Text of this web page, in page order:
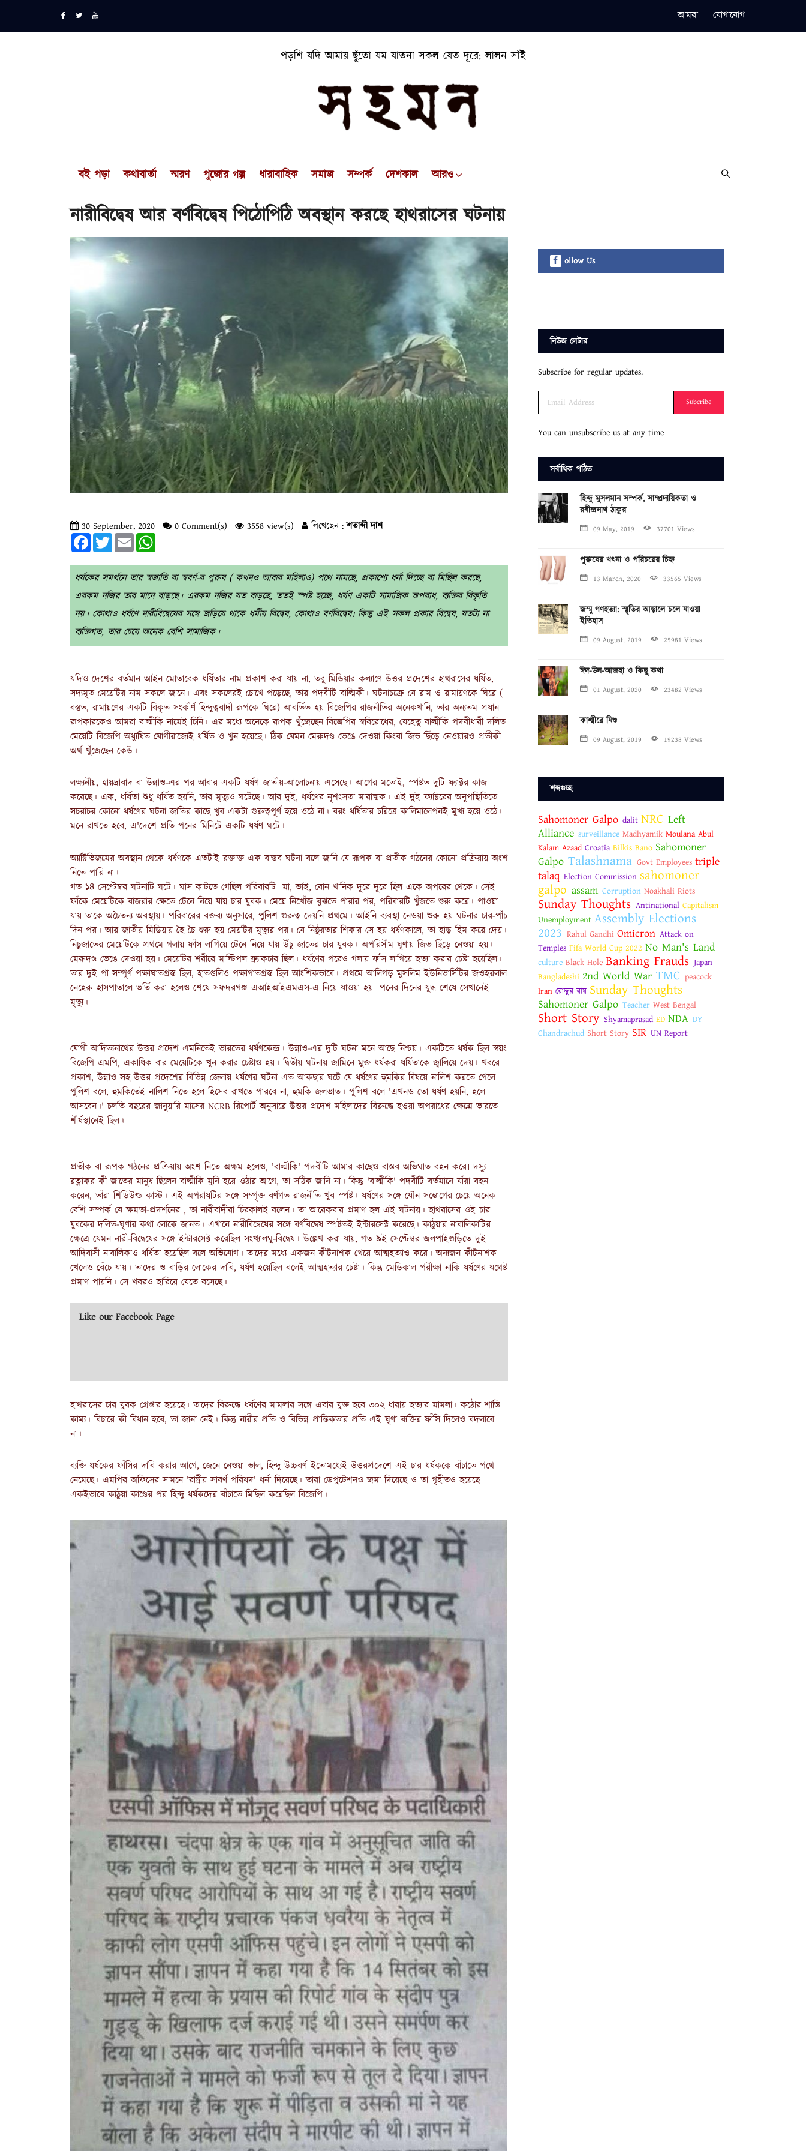
আমরা যোগাযোগ
পড়শি যদি আমায় ছুঁতো যম যাতনা সকল যেত দূরে: লালন সাঁই
বই পড়া কথাবার্তা স্মরণ পুজোর গল্প ধারাবাহিক সমাজ সম্পর্ক দেশকাল আরও
নারীবিদ্বেষ আর বর্ণবিদ্বেষ পিঠোপিঠি অবস্থান করছে হাথরাসের ঘটনায়
30 September, 2020 0 Comment(s) 3558 view(s) লিখেছেন :শতাব্দী দাশ
FacebookTwitterEmail
ধর্ষকের সমর্থনে তার স্বজাতি বা স্ববর্ণ-র পুরুষ ( কখনও আবার মহিলাও) পথে নামছে, প্রকাশ্যে ধর্না দিচ্ছে বা মিছিল করছে,
এরকম নজির তার মানে বাড়ছে। এরকম নজির যত বাড়ছে, ততই স্পষ্ট হচ্ছে, ধর্ষণ একটি সামাজিক অপরাধ, ব্যক্তির বিকৃতি
নয়। কোথাও ধর্ষণে নারীবিদ্বেষের সঙ্গে জড়িয়ে থাকে ধর্মীয় বিদ্বেষ, কোথাও বর্ণবিদ্বেষ৷ কিন্তু এই সকল প্রকার বিদ্বেষ, যতটা না
ব্যক্তিগত, তার চেয়ে অনেক বেশি সামাজিক।
যদিও দেশের বর্তমান আইন মোতাবেক ধর্ষিতার নাম প্রকাশ করা যায় না, তবু মিডিয়ার কল্যাণে উত্তর প্রদেশের হাথরাসের ধর্ষিত,
সদ্যমৃত মেয়েটির নাম সকলে জানে। এবং সকলেরই চোখে পড়েছে, তার পদবীটি বাল্মিকী। ঘটনাচক্রে যে রাম ও রামায়ণকে ঘিরে (
বস্তুত, রামায়ণের একটি বিকৃত সংকীর্ণ হিন্দুত্ববাদী রূপকে ঘিরে) আবর্তিত হয় বিজেপির রাজনীতির অনেকখানি, তার অন্যতম প্রধান
রূপকারকেও আমরা বাল্মীকি নামেই চিনি। এর মধ্যে অনেকে রূপক খুঁজেছেন বিজেপির স্ববিরোধের, যেহেতু বাল্মীকি পদবীধারী দলিত
মেয়েটি বিজেপি অধ্যুষিত যোগীরাজ্যেই ধর্ষিত ও খুন হয়েছে। ঠিক যেমন মেরুদণ্ড ভেঙে দেওয়া কিংবা জিভ ছিঁড়ে নেওয়ারও প্রতীকী
অর্থ খুঁজেছেন কেউ।
লক্ষ্যনীয়, হায়দ্রাবাদ বা উন্নাও-এর পর আবার একটি ধর্ষণ জাতীয়-আলোচনায় এসেছে। আগের মতোই, স্পষ্টত দুটি ফ্যাক্টর কাজ
করেছে। এক, ধর্ষিতা শুধু ধর্ষিত হয়নি, তার মৃত্যুও ঘটেছে। আর দুই, ধর্ষণের নৃশংসতা মারাত্মক। এই দুই ফ্যাক্টরের অনুপস্থিতিতে
সচরাচর কোনো ধর্ষণের ঘটনা জাতির কাছে খুব একটা গুরুত্বপূর্ণ হয়ে ওঠে না। বরং ধর্ষিতার চরিত্রে কালিমালেপনই মুখ্য হয়ে ওঠে।
মনে রাখতে হবে, এ'দেশে প্রতি পনের মিনিটে একটি ধর্ষণ ঘটে।
অ্যাক্টিভিজমের অবস্থান থেকে ধর্ষণকে এতটাই রক্তাক্ত এক বাস্তব ঘটনা বলে জানি যে রূপক বা প্রতীক গঠনের কোনো প্রক্রিয়ায় অংশ
নিতে পারি না।
গত ১৪ সেপ্টেম্বর ঘটনাটি ঘটে। ঘাস কাটতে গেছিল পরিবারটি৷ মা, ভাই, বোন খানিক দূরে দূরে ছিল একে অপরের থেকে। সেই
ফাঁকে মেয়েটিকে বাজরার ক্ষেতে টেনে নিয়ে যায় চার যুবক। মেয়ে নিখোঁজ বুঝতে পারার পর, পরিবারটি খুঁজতে শুরু করে। পাওয়া
যায় তাকে অচৈতন্য অবস্থায়। পরিবারের বক্তব্য অনুসারে, পুলিশ গুরুত্ব দেয়নি প্রথমে। আইনি ব্যবস্থা নেওয়া শুরু হয় ঘটনার চার-পাঁচ
দিন পর। আর জাতীয় মিডিয়ায় হৈ চৈ শুরু হয় মেয়টির মৃত্যুর পর। যে নিষ্ঠুরতার শিকার সে হয় ধর্ষণকালে, তা হাড় হিম করে দেয়।
নিচুজাতের মেয়েটিকে প্রথমে গলায় ফাঁস লাগিয়ে টেনে নিয়ে যায় উঁচু জাতের চার যুবক। অপরিসীম ঘৃণায় জিভ ছিঁড়ে নেওয়া হয়।
মেরুদণ্ড ভেঙে দেওয়া হয়। মেয়েটির শরীরে মাল্টিপল ফ্র‍্যাকচার ছিল। ধর্ষণের পরেও গলায় ফাঁস লাগিয়ে হত্যা করার চেষ্টা হয়েছিল।
তার দুই পা সম্পূর্ণ পক্ষাঘাতগ্রস্ত ছিল, হাতগুলিও পক্ষাগাতগ্রস্ত ছিল আংশিকভাবে। প্রথমে আলিগড় মুসলিম ইউনিভার্সিটির জওহরলাল
নেহেরু হাসপাতালে ভর্তি করা হলেও শেষে সফদরগঞ্জ এআইআইএমএস-এ নিয়ে যাওয়া হয়৷ পনের দিনের যুদ্ধ শেষে সেখানেই
মৃত্যু।
যোগী আদিত্যনাথের উত্তর প্রদেশ এমনিতেই ভারতের ধর্ষণকেন্দ্র। উন্নাও-এর দুটি ঘটনা মনে আছে নিশ্চয়। একটিতে ধর্ষক ছিল স্বয়ং
বিজেপি এমপি, একাধিক বার মেয়েটিকে খুন করার চেষ্টাও হয়। দ্বিতীয় ঘটনায় জামিনে মুক্ত ধর্ষকরা ধর্ষিতাকে জ্বালিয়ে দেয়। খবরে
প্রকাশ, উন্নাও সহ উত্তর প্রদেশের বিভিন্ন জেলায় ধর্ষণের ঘটনা এত আকছার ঘটে যে ধর্ষণের হুমকির বিষয়ে নালিশ করতে গেলে
পুলিশ বলে, হুমকিতেই নালিশ নিতে হলে হিসেব রাখতে পারবে না, হুমকি জলভাত। পুলিশ বলে 'এখনও তো ধর্ষণ হয়নি, হলে
আসবেন।' চলতি বছরের জানুয়ারি মাসের NCRB রিপোর্ট অনুসারে উত্তর প্রদেশ মহিলাদের বিরুদ্ধে হওয়া অপরাধের ক্ষেত্রে ভারতে
শীর্ষস্থানেই ছিল।
প্রতীক বা রূপক গঠনের প্রক্রিয়ায় অংশ নিতে অক্ষম হলেও, 'বাল্মীকি' পদবীটি আমার কাছেও বাস্তব অভিঘাত বহন করে৷ দস্যু
রত্নাকর কী জাতের মানুষ ছিলেন বাল্মীকি মুনি হয়ে ওঠার আগে, তা সঠিক জানি না। কিন্তু 'বাল্মীকি' পদবীটি বর্তমানে যাঁরা বহন
করেন, তাঁরা শিডিউল্ড কাস্ট। এই অপরাধটির সঙ্গে সম্পৃক্ত বর্ণগত রাজনীতি খুব স্পষ্ট। ধর্ষণের সঙ্গে যৌন সম্ভোগের চেয়ে অনেক
বেশি সম্পর্ক যে ক্ষমতা-প্রদর্শনের , তা নারীবাদীরা চিরকালই বলেন। তা আরেকবার প্রমাণ হল এই ঘটনায়। হাথরাসের ওই চার
যুবকের দলিত-ঘৃণার কথা লোকে জানত। এখানে নারীবিদ্বেষের সঙ্গে বর্ণবিদ্বেষ স্পষ্টতই ইন্টারসেক্ট করেছে। কাঠুয়ার নাবালিকাটির
ক্ষেত্রে যেমন নারী-বিদ্বেষের সঙ্গে ইন্টারসেক্ট করেছিল সংখ্যালঘু-বিদ্বেষ। উল্লেখ করা যায়, গত ৯ই সেপ্টেম্বর জলপাইগুড়িতে দুই
আদিবাসী নাবালিকাও ধর্ষিতা হয়েছিল বলে অভিযোগ। তাদের মধ্যে একজন কীটনাশক খেয়ে আত্মহত্যাও করে। অন্যজন কীটনাশক
খেলেও বেঁচে যায়। তাদের ও বাড়ির লোকের দাবি, ধর্ষণ হয়েছিল বলেই আত্মহত্যার চেষ্টা। কিন্তু মেডিকাল পরীক্ষা নাকি ধর্ষণের যথেষ্ট
প্রমাণ পায়নি। সে খবরও হারিয়ে যেতে বসেছে।
Like our Facebook Page
হাথরাসের চার যুবক গ্রেপ্তার হয়েছে। তাদের বিরুদ্ধে ধর্ষণের মামলার সঙ্গে এবার যুক্ত হবে ৩০২ ধারায় হত্যার মামলা। কঠোর শাস্তি
কাম্য। বিচারে কী বিধান হবে, তা জানা নেই। কিন্তু নারীর প্রতি ও বিভিন্ন প্রান্তিকতার প্রতি এই ঘৃণা ব্যক্তির ফাঁসি দিলেও বদলাবে
না।
ব্যক্তি ধর্ষকের ফাঁসির দাবি করার আগে, জেনে নেওয়া ভাল, হিন্দু উচ্চবর্ণ ইতোমধ্যেই উত্তরপ্রদেশে এই চার ধর্ষককে বাঁচাতে পথে
নেমেছে। এমপির অফিসের সামনে 'রাষ্ট্রীয় সাবর্ণ পরিষদ' ধর্না দিয়েছে। তারা ডেপুটেশনও জমা দিয়েছে ও তা গৃহীতও হয়েছে৷
একইভাবে কাঠুয়া কাণ্ডের পর হিন্দু ধর্ষকদের বাঁচাতে মিছিল করেছিল বিজেপি।
ollow Us
নিউজ লেটার
Subscribe for regular updates.
Subcribe
You can unsubscribe us at any time
সর্বাধিক পঠিত
হিন্দু মুসলমান সম্পর্ক, সাম্প্রদায়িকতা ও
রবীন্দ্রনাথ ঠাকুর
09 May, 2019 37701 Views
পুরুষের খৎনা ও পরিচয়ের চিহ্ন
13 March, 2020 33565 Views
জম্মু গণহত্যা: স্মৃতির আড়ালে চলে যাওয়া
ইতিহাস
09 August, 2019 25981 Views
ঈদ-উল-আজহা ও কিছু কথা
01 August, 2020 23482 Views
কাশ্মীরে যিশু
09 August, 2019 19238 Views
শব্দগুচ্ছ
Sahomoner Galpo dalit NRC Left
Alliance surveillance Madhyamik Moulana Abul
Kalam Azaad Croatia Bilkis Bano Sahomoner
Galpo Talashnama Govt Employees triple
talaq Election Commission sahomoner
galpo assam Corruption Noakhali Riots
Sunday Thoughts Antinational Capitalism
Unemployment Assembly Elections
2023 Rahul Gandhi Omicron Attack on
Temples Fifa World Cup 2022 No Man's Land
culture Black Hole Banking Frauds Japan
Bangladeshi 2nd World War TMC peacock
Iran রোদ্দুর রায় Sunday Thoughts
Sahomoner Galpo Teacher West Bengal
Short Story Shyamaprasad ED NDA DY
Chandrachud Short Story SIR UN Report